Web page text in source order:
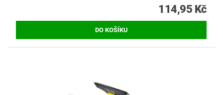
114,95 Kč